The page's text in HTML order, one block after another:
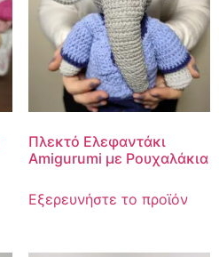
Πλεκτό Ελεφαντάκι
Amigurumi με Ρουχαλάκια
Εξερευνήστε το προϊόν